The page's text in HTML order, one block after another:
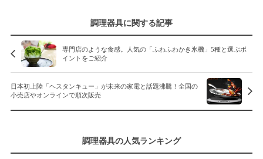
調理器具に関する記事
専門店のような食感。人気の「ふわふわかき氷機」5種と選ぶポ
イントをご紹介
日本初上陸「ヘスタンキュー」が未来の家電と話題沸騰！全国の
小売店やオンラインで順次販売
調理器具の人気ランキング